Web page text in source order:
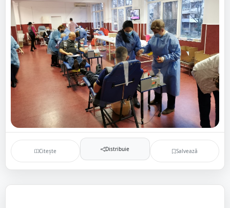
Citește Distribuie Salvează